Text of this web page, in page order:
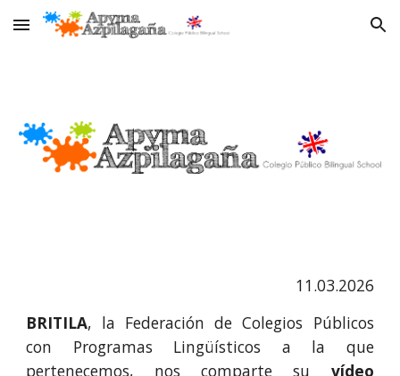
Skip to main content Skip to navigation
11.03.2026
BRITILA, la Federación de Colegios Públicos
con Programas Lingüísticos a la que
pertenecemos, nos comparte su vídeo